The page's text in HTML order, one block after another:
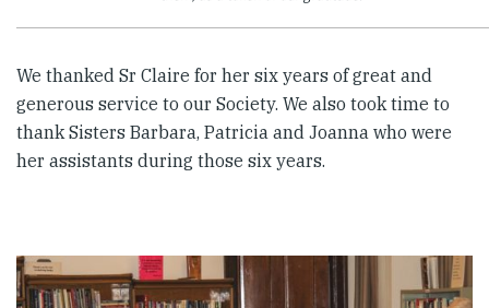
We thanked Sr Claire for her six years of great and
generous service to our Society. We also took time to
thank Sisters Barbara, Patricia and Joanna who were
her assistants during those six years.